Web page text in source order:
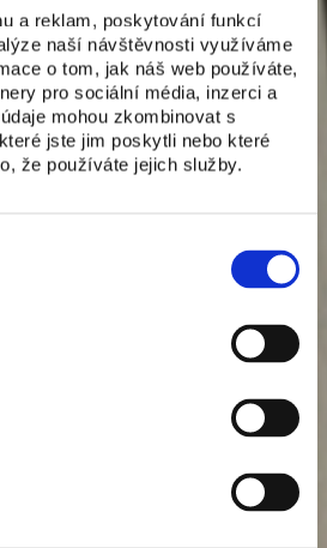
a reklam, poskytování funkcí
naší návštěvnosti využíváme
o tom, jak náš web používáte,
pro sociální média, inzerci a
mohou zkombinovat s
jste jim poskytli nebo které
že používáte jejich služby.